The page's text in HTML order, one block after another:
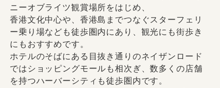
ニーオブライツ観賞場所をはじめ、
香港文化中心や、香港島までつなぐスターフェリ
ー乗り場なども徒歩圏内にあり、観光にも街歩き
にもおすすめです。
ホテルのそばにある目抜き通りのネイザンロード
ではショッピングモールも相次ぎ、数多くの店舗
を持つハーバーシティも徒歩圏内です。